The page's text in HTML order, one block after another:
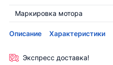
Маркировка мотора
Описание Характеристики
Экспресс доставка!